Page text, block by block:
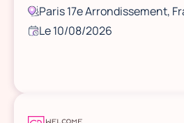
Paris 17e Arrondissement,
Le 10/08/2026